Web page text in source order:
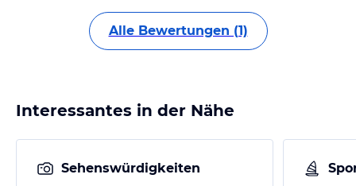
Alle Bewertungen (1)
Interessantes in der Nähe
Sehenswürdigkeiten